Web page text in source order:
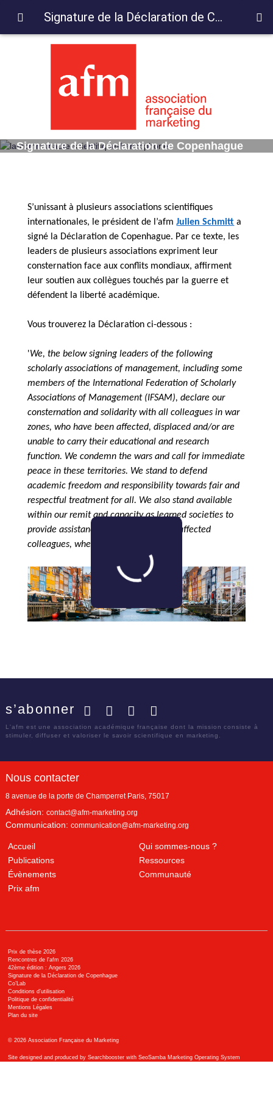
Signature de la Déclaration de Copenhague
S’unissant à plusieurs associations scientifiques
internationales, le président de l’afmJulien Schmitt a
signé la Déclaration de Copenhague. Par ce texte, les
leaders de plusieurs associations expriment leur
consternation face aux conflits mondiaux, affirment
leur soutien aux collègues touchés par la guerre et
défendent la liberté académique.
Vous trouverez la Déclaration ci-dessous :
'We, the below signing leaders of the following
scholarly associations of management, including some
members of the International Federation of Scholarly
Associations of Management (IFSAM), declare our
consternation and solidarity with all colleagues in war
zones, who have been affected, displaced and/or are
unable to carry their educational and research
function. We condemn the wars and call for immediate
peace in these territories. We stand to defend
academic freedom and responsibility towards fair and
respectful treatment for all. We also stand available
within our remit and capacity as learned societies to
provide assistance to endangered and affected
colleagues, where we can
s’abonner
L'afm est une association académique française dont la mission consiste à
stimuler, diffuser et valoriser le savoir scientifique en marketing.
Nous contacter
8 avenue de la porte de Champerret Paris, 75017
Adhésion: contact@afm-marketing.org
Communication: communication@afm-marketing.org
Accueil
Qui sommes-nous ?
Publications
Ressources
Évènements
Communauté
Prix afm
Prix de thèse 2026
Rencontres de l'afm 2026
42ème édition : Angers 2026
Signature de la Déclaration de Copenhague
Co’Lab
Conditions d’utilisation
Politique de confidentialité
Mentions Légales
Plan du site
© 2026Association Française du Marketing
Site designed and produced by Searchbooster with SeoSamba Marketing Operating System
Signature de la Déclaration de Copenhague